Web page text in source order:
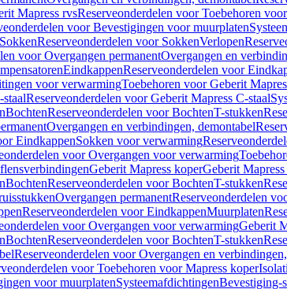
Mapress rvsReserveonderdelen voor Toebehoren
voor Bevestigingen voor muurplaten
SokkenReserveonderdelen voor SokkenVerlopen
voor Overgangen permanentOvergangen en
EindkappenReserveonderdelen voor
voor verwarmingToebehoren voor Geberit
Reserveonderdelen voor Geberit Mapress C-staal
BochtenReserveonderdelen voor BochtenT-stukken
Overgangen en verbindingen, demontabel
EindkappenSokken voor verwarming
voor Overgangen voor verwarming
Geberit Mapress koperGeberit
BochtenReserveonderdelen voor BochtenT-stukken
Overgangen permanentReserveonderdelen
Reserveonderdelen voor EindkappenMuurplaten
voor Overgangen voor verwarmingGeberit
BochtenReserveonderdelen voor BochtenT-stukken
Reserveonderdelen voor Overgangen en
voor Toebehoren voor Mapress koper
voor muurplatenSysteemafdichtingenBevestiging-